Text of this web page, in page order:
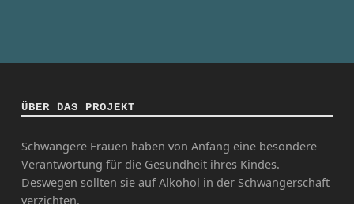
ÜBER DAS PROJEKT
Schwangere Frauen haben von Anfang eine besondere
Verantwortung für die Gesundheit ihres Kindes.
Deswegen sollten sie auf Alkohol in der Schwangerschaft
verzichten.